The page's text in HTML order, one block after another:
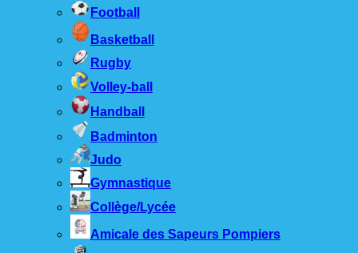
Football
Basketball
Rugby
Volley-ball
Handball
Badminton
Judo
Gymnastique
Collège/Lycée
Amicale des Sapeurs Pompiers